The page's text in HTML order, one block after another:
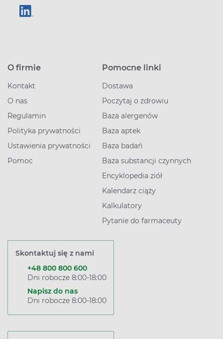
O firmie
Kontakt
O nas
Regulamin
Polityka prywatności
Ustawienia prywatności
Pomoc
Pomocne linki
Dostawa
Poczytaj o zdrowiu
Baza alergenów
Baza aptek
Baza badań
Baza substancji czynnych
Encyklopedia ziół
Kalendarz ciąży
Kalkulatory
Pytanie do farmaceuty
Skontaktuj się z nami
+48 800 800 600
Dni robocze 8:00-18:00
Napisz do nas
Dni robocze 8:00-18:00